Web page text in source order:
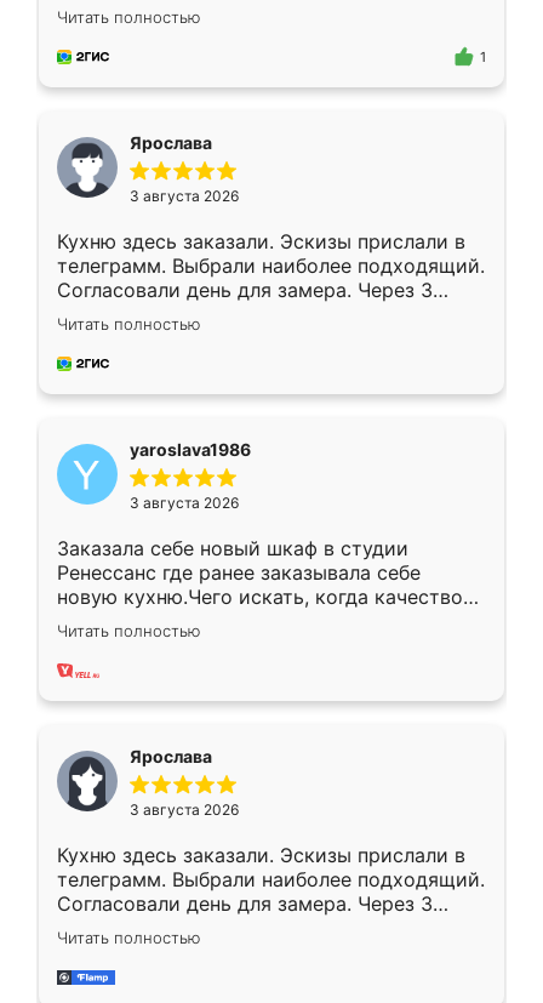
короткие сроки изготовления. Приехавший
для замера сотрудник Владислав
предложил по моему эскизу самый
Читать полностью
1
Ярослава
3 августа 2026
Кухню здесь заказали. Эскизы прислали в
телеграмм. Выбрали наиболее подходящий.
Согласовали день для замера. Через 3
недели кухня была уже готова. Остались
довольны работой. Спасибо Ренессанс
мебель за качественную работу!
Читать полностью
yaroslava1986
3 августа 2026
Заказала себе новый шкаф в студии
Ренессанс где ранее заказывала себе
новую кухню.Чего искать, когда качеством
вполне довольна. Служит кухня уже почти
два года, нареканий нет.
Читать полностью
Ярослава
3 августа 2026
Кухню здесь заказали. Эскизы прислали в
телеграмм. Выбрали наиболее подходящий.
Согласовали день для замера. Через 3
недели кухня была уже готова. Остались
довольны работой. Спасибо Ренессанс
мебель за качественную работу!
Читать полностью